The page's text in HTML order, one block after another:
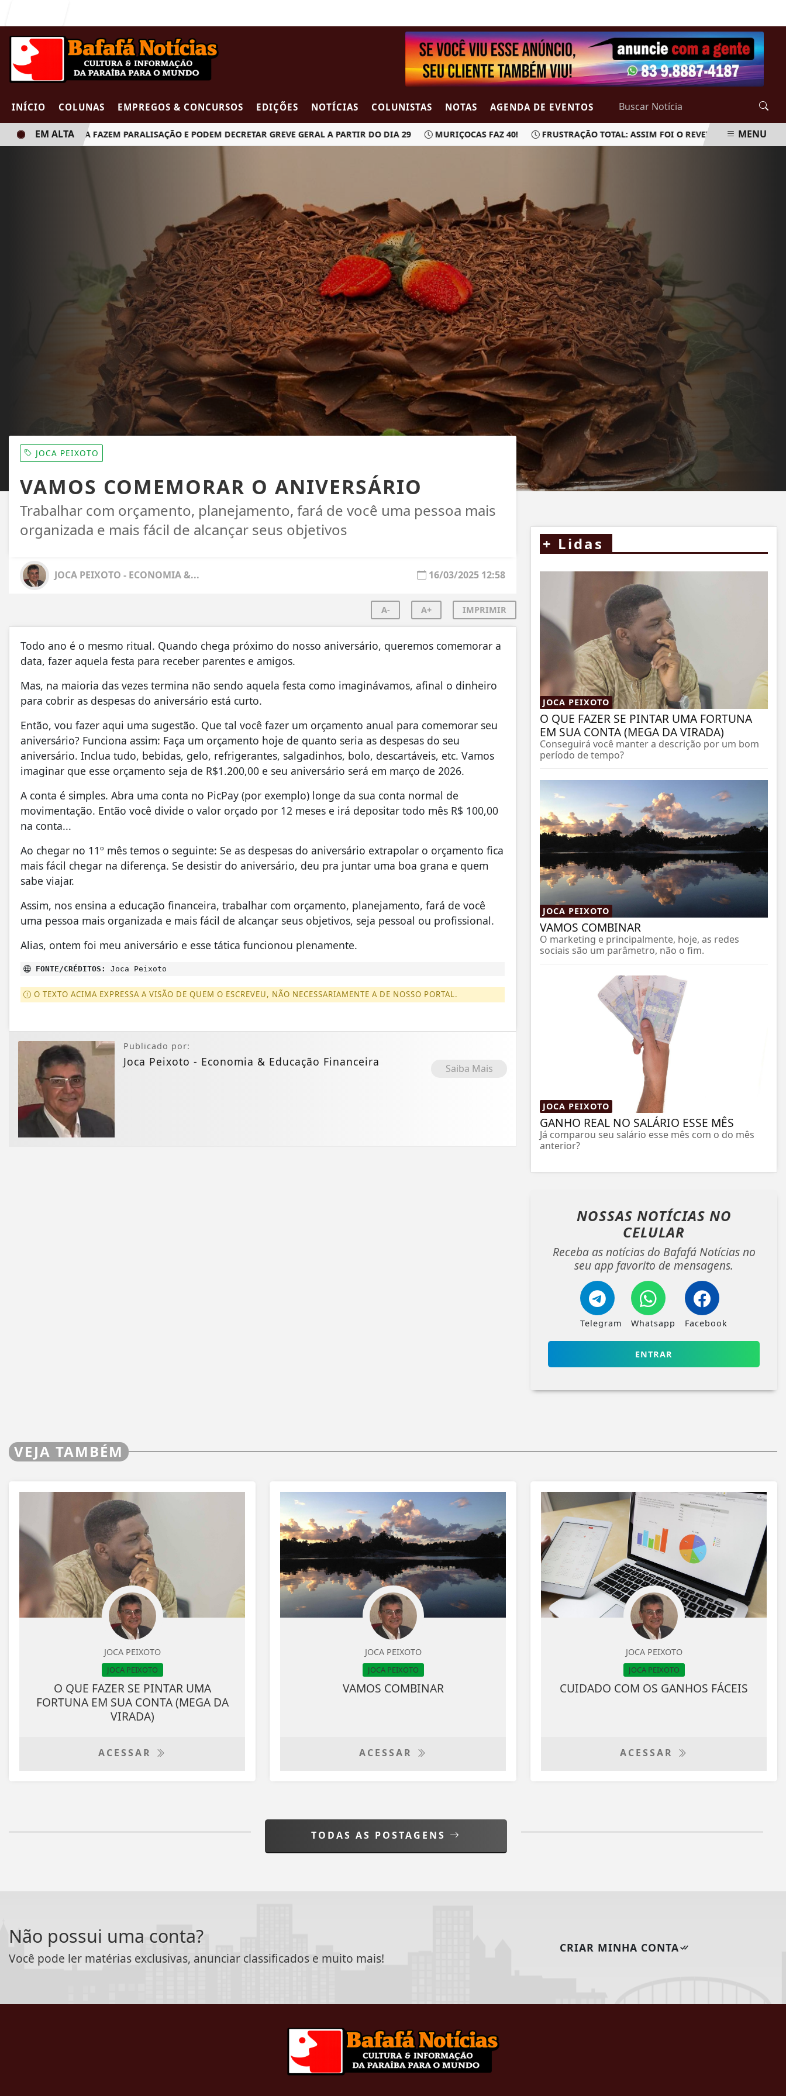
INÍCIO COLUNAS EMPREGOS & CONCURSOS EDIÇÕES NOTÍCIAS COLUNISTAS NOTAS AGENDA DE EVENTOS
DE JOÃO PESSOA FAZEM PARALISAÇÃO E PODEM DECRETAR GREVE GERAL A PARTIR DO DIA 29 MURIÇOCAS FAZ 40! FRUSTRAÇÃO TOTAL: ASSIM FOI O REVEILLON DE INTERMARES
EM ALTA MENU
JOCA PEIXOTO
VAMOS COMEMORAR O ANIVERSÁRIO
Trabalhar com orçamento, planejamento, fará de você uma pessoa mais
organizada e mais fácil de alcançar seus objetivos
JOCA PEIXOTO - ECONOMIA &... 16/03/2025 12:58
A- A+ IMPRIMIR
Todo ano é o mesmo ritual. Quando chega próximo do nosso aniversário, queremos comemorar a
data, fazer aquela festa para receber parentes e amigos.
Mas, na maioria das vezes termina não sendo aquela festa como imaginávamos, afinal o dinheiro
para cobrir as despesas do aniversário está curto.
Então, vou fazer aqui uma sugestão. Que tal você fazer um orçamento anual para comemorar seu
aniversário? Funciona assim: Faça um orçamento hoje de quanto seria as despesas do seu
aniversário. Inclua tudo, bebidas, gelo, refrigerantes, salgadinhos, bolo, descartáveis, etc. Vamos
imaginar que esse orçamento seja de R$1.200,00 e seu aniversário será em março de 2026.
A conta é simples. Abra uma conta no PicPay (por exemplo) longe da sua conta normal de
movimentação. Então você divide o valor orçado por 12 meses e irá depositar todo mês R$ 100,00
na conta...
Ao chegar no 11º mês temos o seguinte: Se as despesas do aniversário extrapolar o orçamento fica
mais fácil chegar na diferença. Se desistir do aniversário, deu pra juntar uma boa grana e quem
sabe viajar.
Assim, nos ensina a educação financeira, trabalhar com orçamento, planejamento, fará de você
uma pessoa mais organizada e mais fácil de alcançar seus objetivos, seja pessoal ou profissional.
Alias, ontem foi meu aniversário e esse tática funcionou plenamente.
FONTE/CRÉDITOS: Joca Peixoto
O TEXTO ACIMA EXPRESSA A VISÃO DE QUEM O ESCREVEU, NÃO NECESSARIAMENTE A DE NOSSO PORTAL.
Publicado por:
Joca Peixoto - Economia & Educação Financeira Saiba Mais
+ Lidas
JOCA PEIXOTO
O QUE FAZER SE PINTAR UMA FORTUNA
EM SUA CONTA (MEGA DA VIRADA)
Conseguirá você manter a descrição por um bom
período de tempo?
JOCA PEIXOTO
VAMOS COMBINAR
O marketing e principalmente, hoje, as redes
sociais são um parâmetro, não o fim.
JOCA PEIXOTO
GANHO REAL NO SALÁRIO ESSE MÊS
Já comparou seu salário esse mês com o do mês
anterior?
NOSSAS NOTÍCIAS NO
CELULAR
Receba as notícias do Bafafá Notícias no
seu app favorito de mensagens.
Telegram Whatsapp Facebook
ENTRAR
VEJA TAMBÉM
JOCA PEIXOTO
JOCA PEIXOTO
O QUE FAZER SE PINTAR UMA
FORTUNA EM SUA CONTA (MEGA DA
VIRADA)
ACESSAR
JOCA PEIXOTO
JOCA PEIXOTO
VAMOS COMBINAR
ACESSAR
JOCA PEIXOTO
JOCA PEIXOTO
CUIDADO COM OS GANHOS FÁCEIS
ACESSAR
TODAS AS POSTAGENS
Não possui uma conta?
Você pode ler matérias exclusivas, anunciar classificados e muito mais!
CRIAR MINHA CONTA